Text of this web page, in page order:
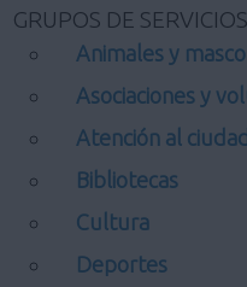
GRUPOS DE SERVICIOS
Animales y
Asociaciones y
Atención al
Bibliotecas
Cultura
Deportes